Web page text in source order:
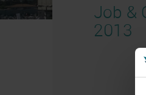
Job &
2013